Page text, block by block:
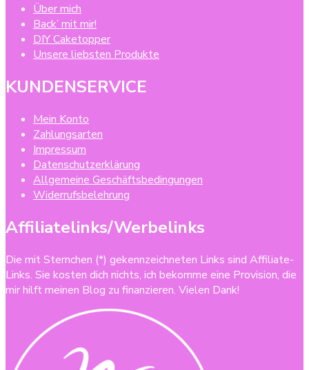
Über mich
Back’ mit mir!
DIY Caketopper
Unsere liebsten Produkte
KUNDENSERVICE
Mein Konto
Zahlungsarten
Impressum
Datenschutzerklärung
Allgemeine Geschäftsbedingungen
Widerrufsbelehrung
Affiliatelinks/Werbelinks
Die mit Sternchen (*) gekennzeichneten Links sind Affiliate-
Links. Sie kosten dich nichts, ich bekomme eine Provision, die
mir hilft meinen Blog zu finanzieren. Vielen Dank!